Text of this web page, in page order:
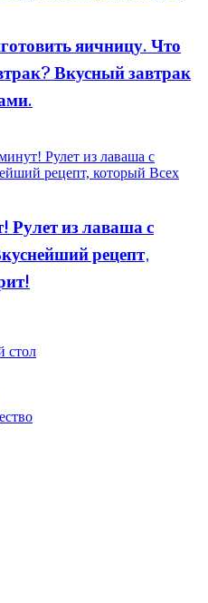
яичницу. Что
Вкусный завтрак
Рулет из лаваша с
рецепт,
стол